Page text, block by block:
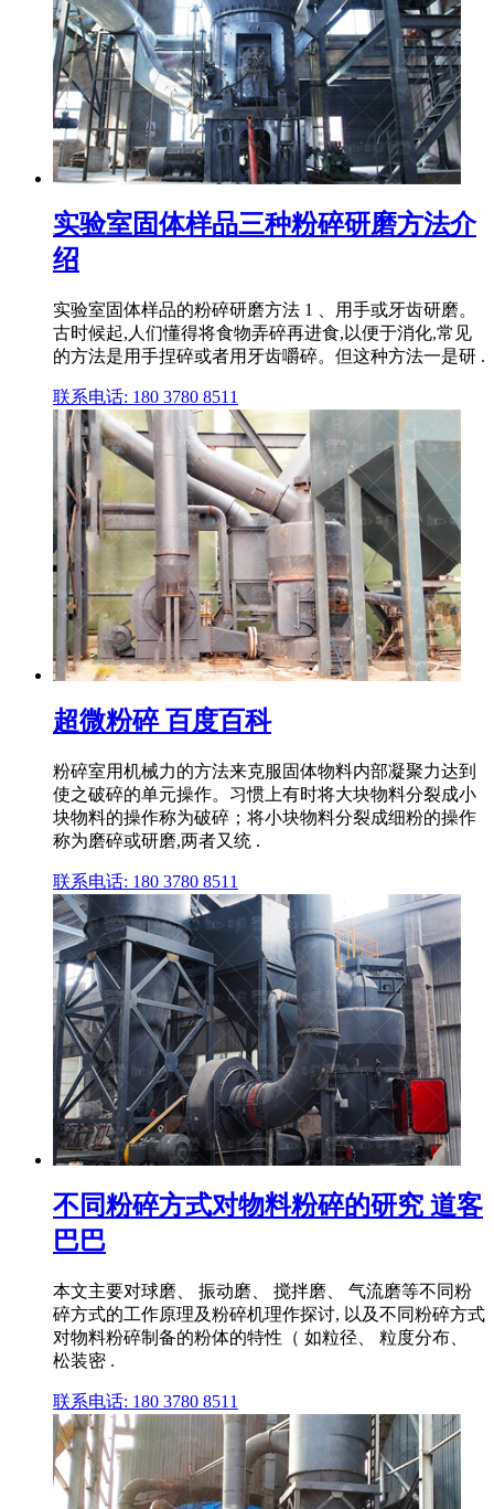
实验室固体样品三种粉碎研磨方法介
绍
实验室固体样品的粉碎研磨方法 1 、用手或牙齿研磨。
古时候起,人们懂得将食物弄碎再进食,以便于消化,常见
的方法是用手捏碎或者用牙齿嚼碎。但这种方法一是研 .
联系电话: 180 3780 8511
超微粉碎 百度百科
粉碎室用机械力的方法来克服固体物料内部凝聚力达到
使之破碎的单元操作。习惯上有时将大块物料分裂成小
块物料的操作称为破碎；将小块物料分裂成细粉的操作
称为磨碎或研磨,两者又统 .
联系电话: 180 3780 8511
不同粉碎方式对物料粉碎的研究 道客
巴巴
本文主要对球磨、 振动磨、 搅拌磨、 气流磨等不同粉
碎方式的工作原理及粉碎机理作探讨, 以及不同粉碎方式
对物料粉碎制备的粉体的特性（ 如粒径、 粒度分布、
松装密 .
联系电话: 180 3780 8511